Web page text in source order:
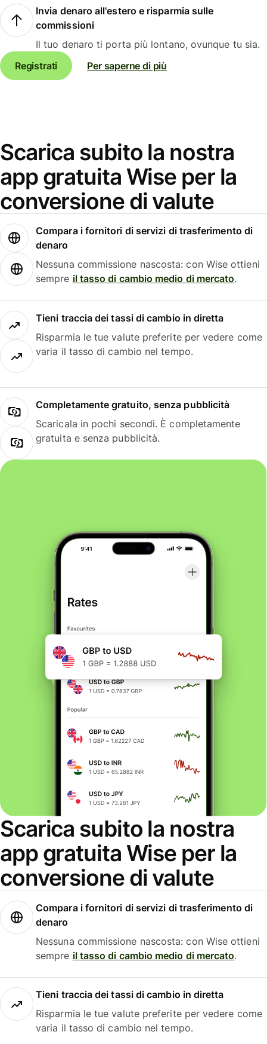
Invia denaro all'estero e risparmia sulle
commissioni
Il tuo denaro ti porta più lontano, ovunque tu sia.
Registrati
Per saperne di più
Scarica subito la nostra
app gratuita Wise per la
conversione di valute
Compara i fornitori di servizi di trasferimento di
denaro
Nessuna commissione nascosta: con Wise ottieni
sempre il tasso di cambio medio di mercato.
Tieni traccia dei tassi di cambio in diretta
Risparmia le tue valute preferite per vedere come
varia il tasso di cambio nel tempo.
Completamente gratuito, senza pubblicità
Scaricala in pochi secondi. È completamente
gratuita e senza pubblicità.
Scarica subito la nostra
app gratuita Wise per la
conversione di valute
Compara i fornitori di servizi di trasferimento di
denaro
Nessuna commissione nascosta: con Wise ottieni
sempre il tasso di cambio medio di mercato.
Tieni traccia dei tassi di cambio in diretta
Risparmia le tue valute preferite per vedere come
varia il tasso di cambio nel tempo.